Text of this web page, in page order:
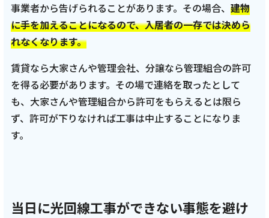
事業者から告げられることがあります。その場合、 建物
に手を加えることになるので、入居者の一存では決めら
れなくなります。
賃貸なら大家さんや管理会社、分譲なら管理組合の許可
を得る必要があります。その場で連絡を取ったとして
も、大家さんや管理組合から許可をもらえるとは限ら
ず、許可が下りなければ工事は中止することになりま
す。
当日に光回線工事ができない事態を避け